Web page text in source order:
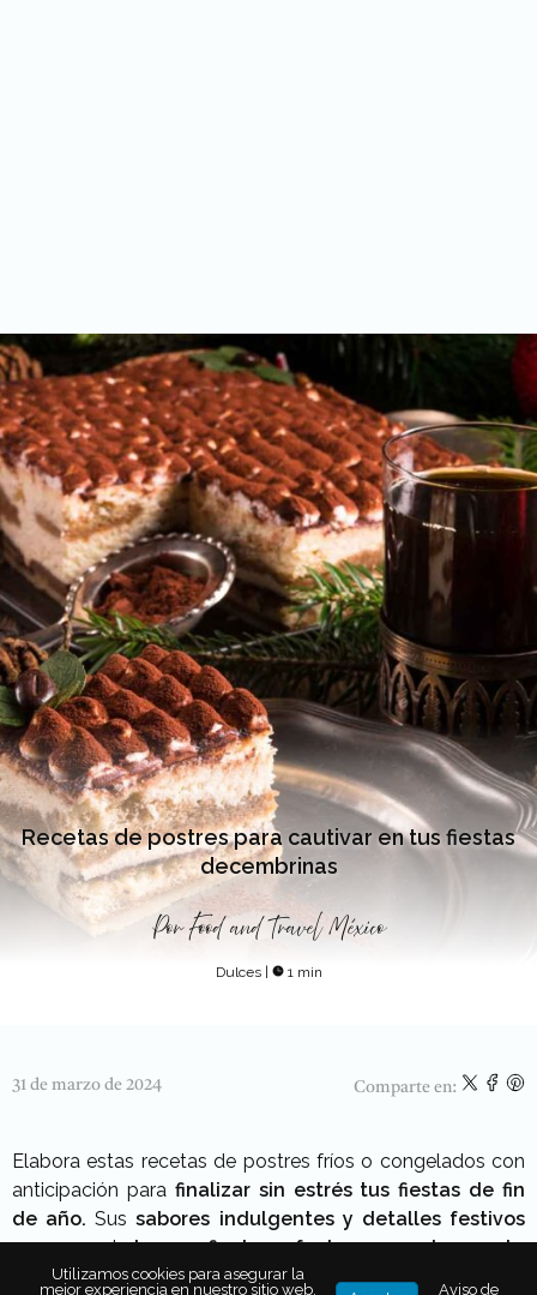
Recetas de postres para cautivar en tus fiestas
decembrinas
Por Food and Travel México
Dulces 1 min
31 de marzo de 2024 Comparte en:
Elabora estas recetas de postres fríos o congelados con
anticipación para finalizar sin estrés tus fiestas de fin
de año. Sussabores indulgentes y detalles festivos
agregan eltoque final perfecto a un banquete
elegante, sin que nadie se acalore ni se agobie en la
Utilizamos cookies para asegurar la
mejor experiencia en nuestro sitio web.
Aviso de